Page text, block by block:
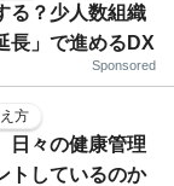
る？少人数組織
長」で進めるDX
Sponsored
方
日々の健康管理
トしているのか